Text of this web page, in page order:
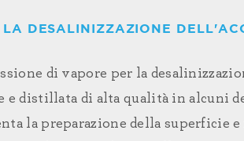
LA DESALINIZZAZIONE
di vapore per la
distillata di alta qualità in alcuni
la preparazione della